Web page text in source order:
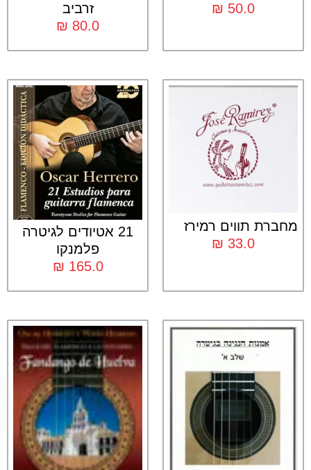
₪ 50.0
זרביב
₪ 80.0
מחברת תווים רמירז
₪ 33.0
21 אטיודים לגיטרה
פלמנקו
₪ 165.0